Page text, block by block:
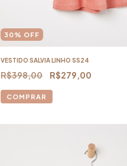
30% OFF
VESTIDO SALVIA LINHO SS24
R$398,00 R$279,00
COMPRAR